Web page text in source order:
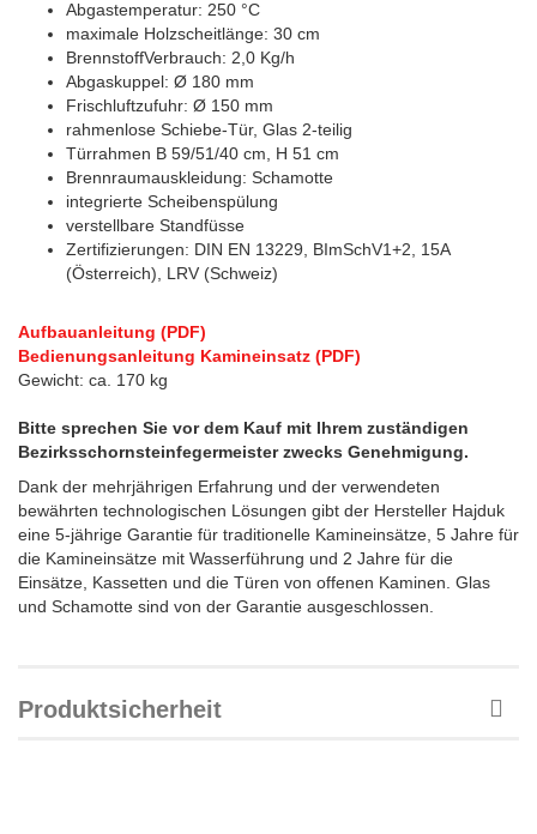
Abgastemperatur: 250 °C
maximale Holzscheitlänge: 30 cm
BrennstoffVerbrauch: 2,0 Kg/h
Abgaskuppel: Ø 180 mm
Frischluftzufuhr: Ø 150 mm
rahmenlose Schiebe-Tür, Glas 2-teilig
Türrahmen B 59/51/40 cm, H 51 cm
Brennraumauskleidung: Schamotte
integrierte Scheibenspülung
verstellbare Standfüsse
Zertifizierungen: DIN EN 13229, BImSchV1+2, 15A
(Österreich), LRV (Schweiz)
Aufbauanleitung (PDF)
Bedienungsanleitung Kamineinsatz (PDF)
Gewicht: ca. 170 kg
Bitte sprechen Sie vor dem Kauf mit Ihrem zuständigen
Bezirksschornsteinfegermeister zwecks Genehmigung.
Dank der mehrjährigen Erfahrung und der verwendeten
bewährten technologischen Lösungen gibt der Hersteller Hajduk
eine 5-jährige Garantie für traditionelle Kamineinsätze, 5 Jahre für
die Kamineinsätze mit Wasserführung und 2 Jahre für die
Einsätze, Kassetten und die Türen von offenen Kaminen. Glas
und Schamotte sind von der Garantie ausgeschlossen.
Produktsicherheit